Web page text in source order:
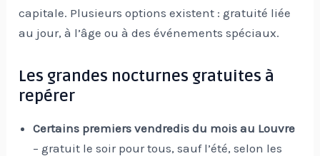
capitale. Plusieurs options existent : gratuité liée
au jour, à l’âge ou à des événements spéciaux.
Les grandes nocturnes gratuites à
repérer
Certains premiers vendredis du mois au Louvre
– gratuit le soir pour tous, sauf l’été, selon les